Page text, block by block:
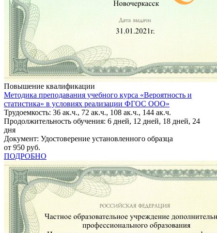
Повышение квалификации
Методика преподавания учебного курса «Вероятность и
статистика» в условиях реализации ФГОС ООО»
Трудоемкость: 36 ак.ч., 72 ак.ч., 108 ак.ч., 144 ак.ч.
Продолжительность обучения: 6 дней, 12 дней, 18 дней, 24
дня
Документ: Удостоверение установленного образца
от 950 руб.
ПОДРОБНО